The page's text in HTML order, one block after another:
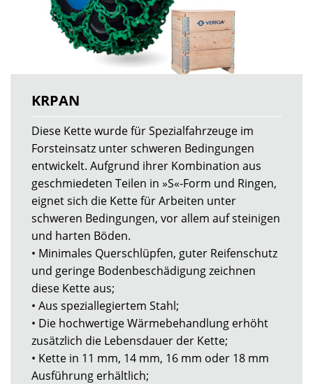
KRPAN
Diese Kette wurde für Spezialfahrzeuge im
Forsteinsatz unter schweren Bedingungen
entwickelt. Aufgrund ihrer Kombination aus
geschmiedeten Teilen in »S«-Form und Ringen,
eignet sich die Kette für Arbeiten unter
schweren Bedingungen, vor allem auf steinigen
und harten Böden.
• Minimales Querschlüpfen, guter Reifenschutz
und geringe Bodenbeschädigung zeichnen
diese Kette aus;
• Aus speziallegiertem Stahl;
• Die hochwertige Wärmebehandlung erhöht
zusätzlich die Lebensdauer der Kette;
• Kette in 11 mm, 14 mm, 16 mm oder 18 mm
Ausführung erhältlich;